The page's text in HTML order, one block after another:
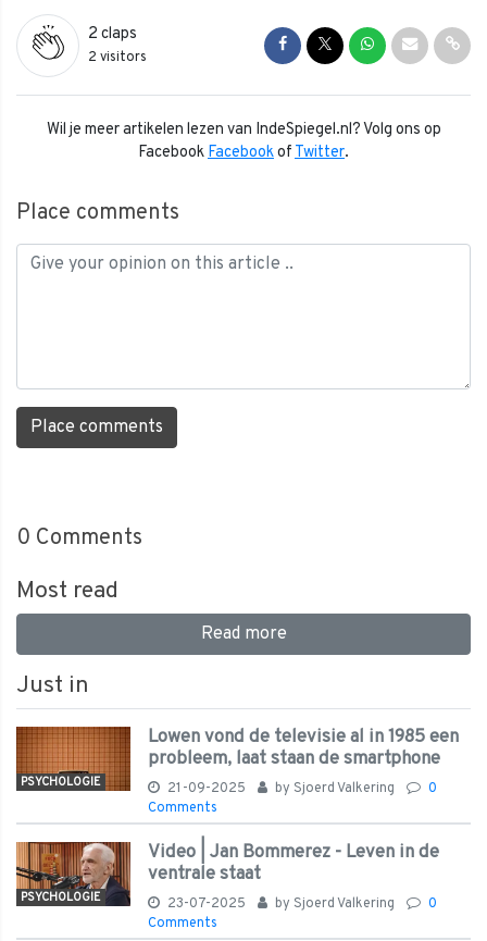
2 claps
2 visitors
Share on Facebook
Share on Twitter
Share onShare via
Wil je meer artikelen lezen van IndeSpiegel.nl? Volg ons op
FacebookFacebookofTwitter.
Place comments
Place comments
0 Comments
Most read
Read more
Just in
PSYCHOLOGIE
Lowen vond de televisie al in 1985 een
probleem, laat staan de smartphone
21-09-2025 by Sjoerd Valkering
0
Comments
PSYCHOLOGIE
Video | Jan Bommerez - Leven in de
ventrale staat
23-07-2025 by Sjoerd Valkering
0
Comments